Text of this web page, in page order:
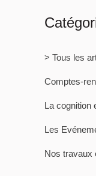
> Tous les
Comptes-
La cognition
Les
Nos travaux